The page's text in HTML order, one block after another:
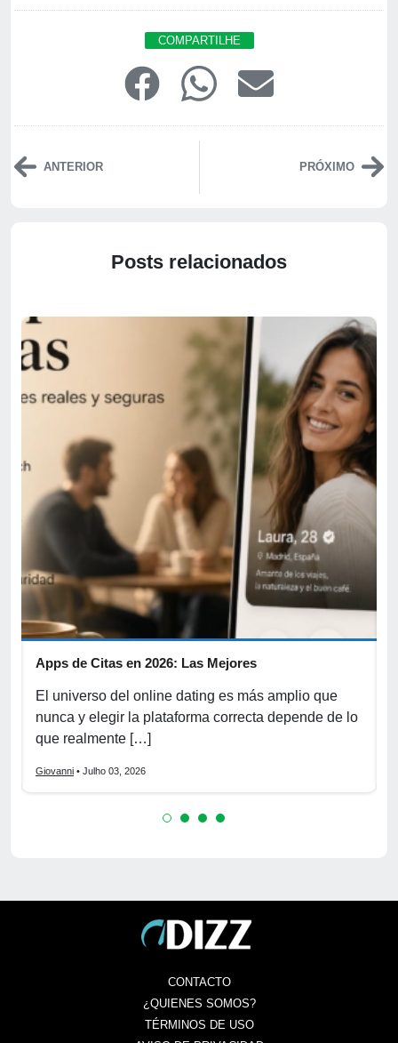
COMPARTILHE
ANTERIOR PRÓXIMO
Posts relacionados
Apps de Citas en 2026: Las Mejores
El universo del online dating es más amplio que
nunca y elegir la plataforma correcta depende de lo
que realmente […]
Giovanni • Julho 03, 2026
CONTACTO
¿QUIENES SOMOS?
TÉRMINOS DE USO